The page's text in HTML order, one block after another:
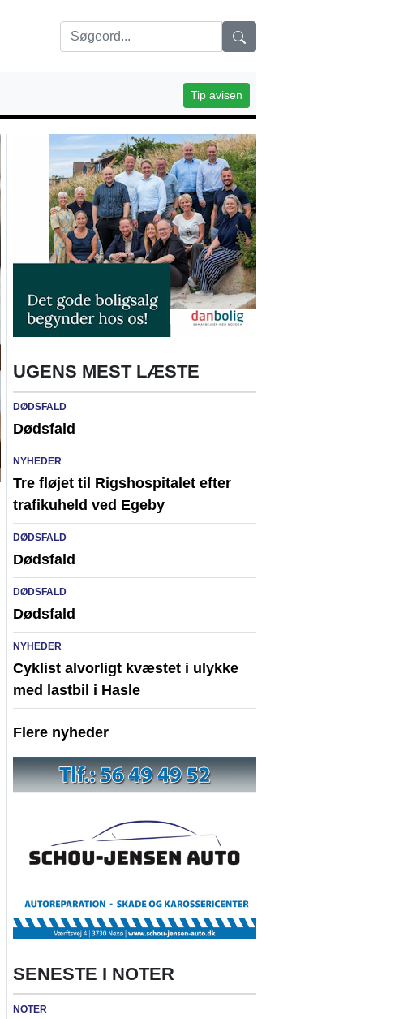
Tip avisen
UGENS MEST LÆSTE
DØDSFALD
Dødsfald
NYHEDER
Tre fløjet til Rigshospitalet efter
trafikuheld ved Egeby
DØDSFALD
Dødsfald
DØDSFALD
Dødsfald
NYHEDER
Cyklist alvorligt kvæstet i ulykke
med lastbil i Hasle
Flere nyheder
SENESTE I NOTER
NOTER